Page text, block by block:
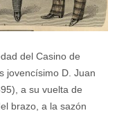
del Casino de
jovencísimo D. Juan
a su vuelta de
brazo, a la sazón